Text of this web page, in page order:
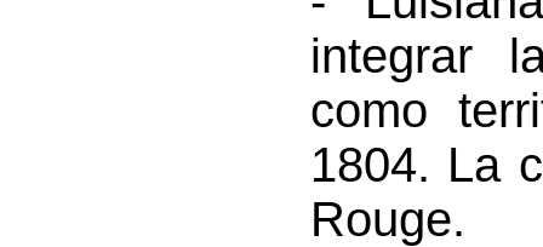
integrar
como
1804. La
Rouge.